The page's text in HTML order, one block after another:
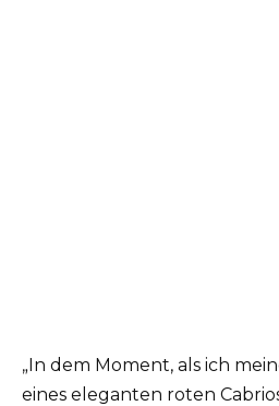
„In dem Moment, als ich
eines eleganten roten